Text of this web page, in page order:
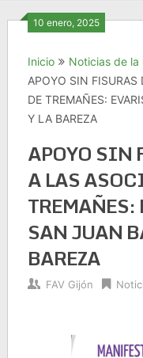
10 enero, 2025
Inicio
Noticias de la
APOYO SIN FISURAS
DE TREMAÑES:
Y LA BAREZA
APOYO SIN
A LAS
TREMAÑES:
SAN JUAN
BAREZA
FAV Gijón